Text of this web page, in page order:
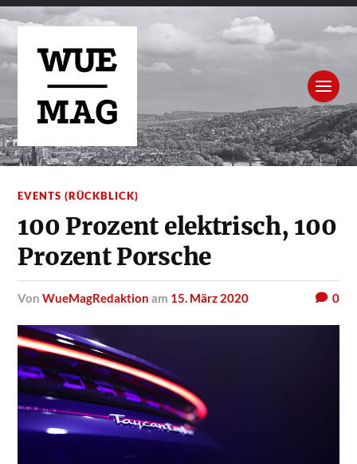
EVENTS (RÜCKBLICK)
100 Prozent elektrisch, 100
Prozent Porsche
vonWueMagRedaktion am 15. März 2020 0